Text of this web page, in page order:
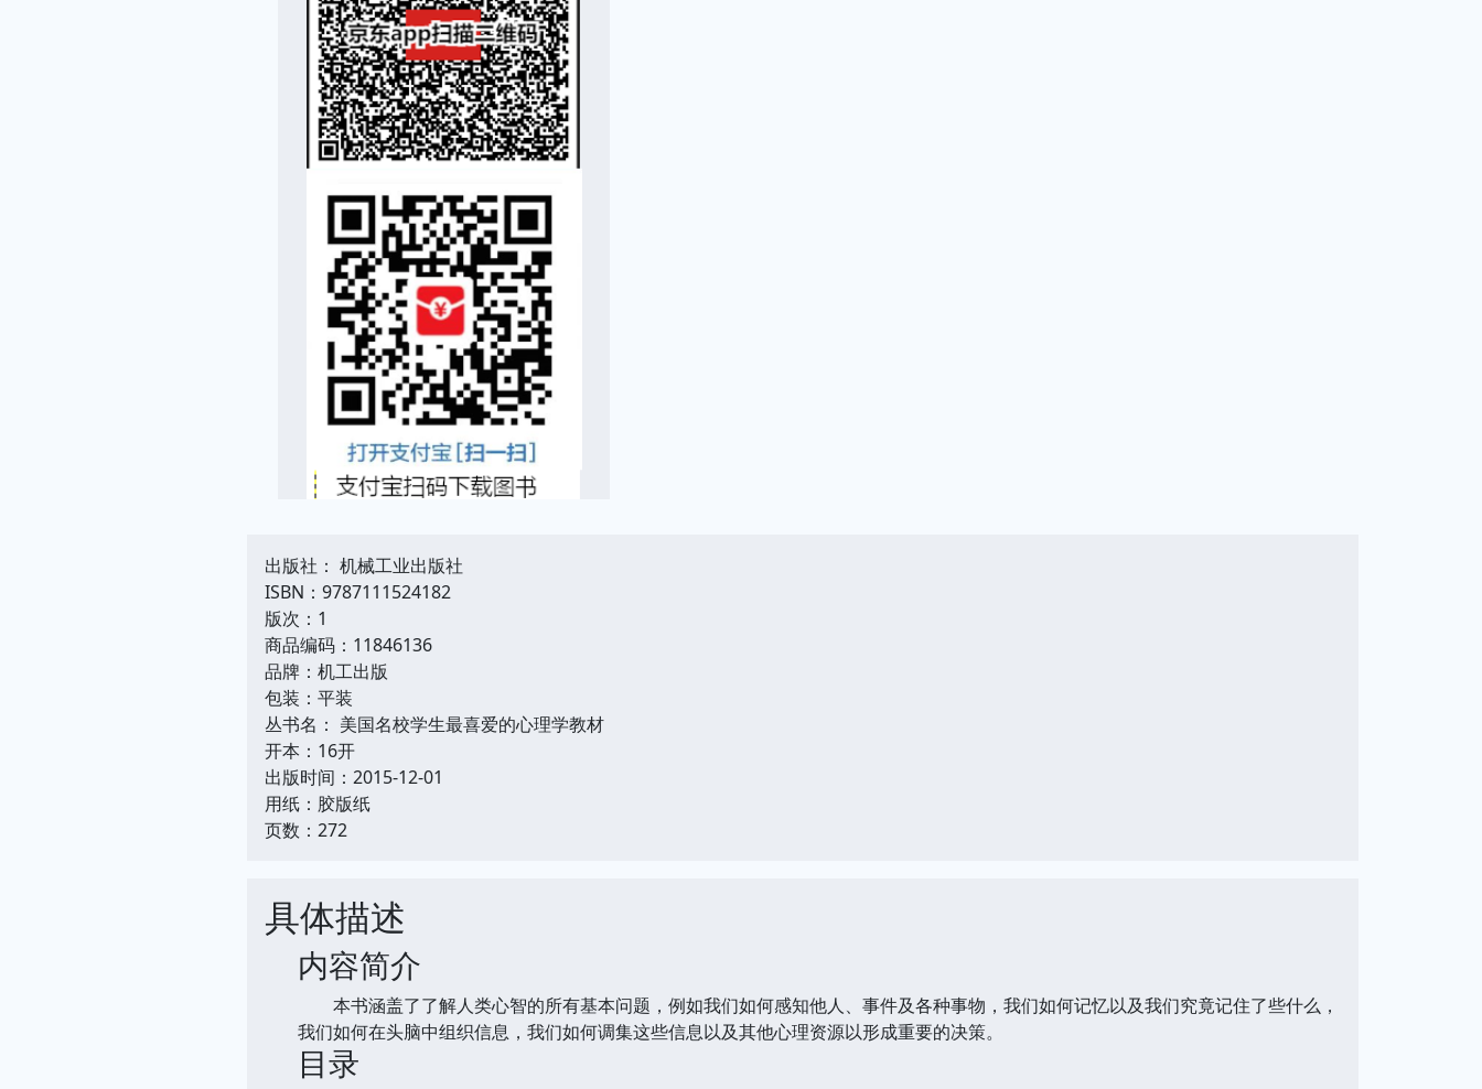
出版社： 机械工业出版社
ISBN：9787111524182
版次：1
商品编码：11846136
品牌：机工出版
包装：平装
丛书名： 美国名校学生最喜爱的心理学教材
开本：16开
出版时间：2015-12-01
用纸：胶版纸
页数：272
具体描述
内容简介
本书涵盖了了解人类心智的所有基本问题，例如我们如何感知他人、事件及各种事物，我们如何记忆以及我们究竟记住了些什么，
我们如何在头脑中组织信息，我们如何调集这些信息以及其他心理资源以形成重要的决策。
目录